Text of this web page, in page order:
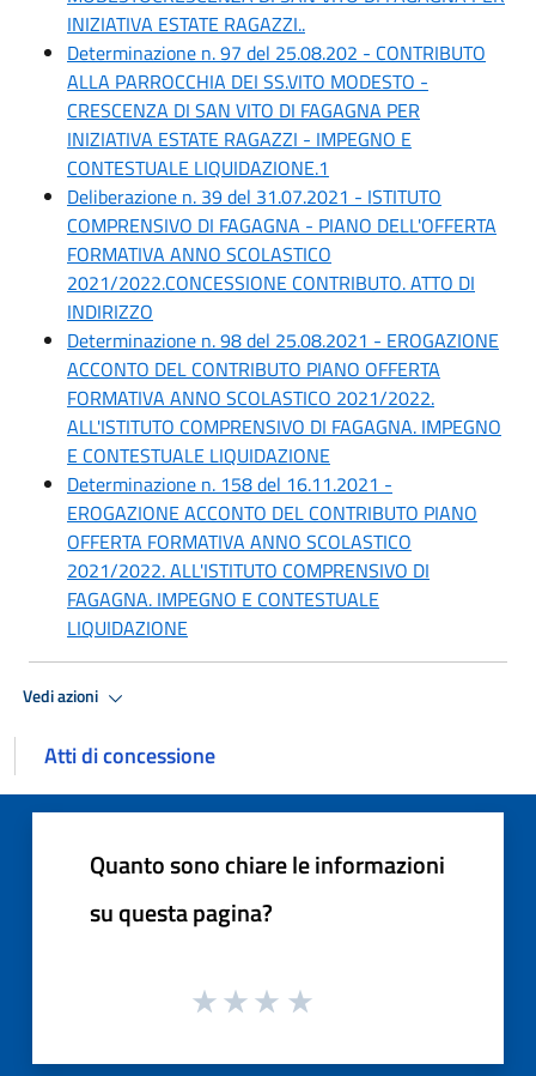
INIZIATIVA ESTATE RAGAZZI..
Determinazione n. 97 del 25.08.202 - CONTRIBUTO
ALLA PARROCCHIA DEI SS.VITO MODESTO -
CRESCENZA DI SAN VITO DI FAGAGNA PER
INIZIATIVA ESTATE RAGAZZI - IMPEGNO E
CONTESTUALE LIQUIDAZIONE.1
Deliberazione n. 39 del 31.07.2021 - ISTITUTO
COMPRENSIVO DI FAGAGNA - PIANO DELL'OFFERTA
FORMATIVA ANNO SCOLASTICO
2021/2022.CONCESSIONE CONTRIBUTO. ATTO DI
INDIRIZZO
Determinazione n. 98 del 25.08.2021 - EROGAZIONE
ACCONTO DEL CONTRIBUTO PIANO OFFERTA
FORMATIVA ANNO SCOLASTICO 2021/2022.
ALL'ISTITUTO COMPRENSIVO DI FAGAGNA. IMPEGNO
E CONTESTUALE LIQUIDAZIONE
Determinazione n. 158 del 16.11.2021 -
EROGAZIONE ACCONTO DEL CONTRIBUTO PIANO
OFFERTA FORMATIVA ANNO SCOLASTICO
2021/2022. ALL'ISTITUTO COMPRENSIVO DI
FAGAGNA. IMPEGNO E CONTESTUALE
LIQUIDAZIONE
Vedi azioni
Atti di concessione
Quanto sono chiare le informazioni
su questa pagina?